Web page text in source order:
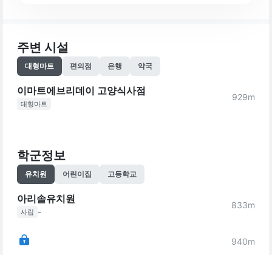
주변 시설
대형마트 편의점 은행 약국
이마트에브리데이 고양식사점
대형마트
929m
학군정보
유치원 어린이집 고등학교
아리솔유치원
사립 -
833m
940m